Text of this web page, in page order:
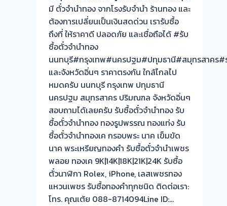
ต้อง
รอ
จบไว
📌
ผล
งาน
วัน
นี➡️รับ
ซื้อ
ตั๋ว
จำนำ
ทอง
บางรัก
พัฒนา
นนทบุรี
🇹🇭
มี ตั๋วจำนำทอง จากโรงรับจำนำ ร้านทอง และ
ต้องการเปลี่ยนเป็นเงินสดด่วน เรารับซื้อ
ถึงที่ ให้ราคาดี ปลอดภัย และเชื่อถือได้ #รับ
ซื้อตั๋วจำนำทอง
นนทบุรี#กรุงเทพ#นครปฐม#ปทุมธานี#สมุทรสาคร#
และจังหวัดอิ่นๆ ราคาตรงกัน ใกล้ไกลไป
หมดครับ นนทบุรี กรุงเทพ ปทุมธานี
นครปฐม สมุทรสาคร ปริมณฑล จังหวัดอิ่นๆ
สอบถามได้เลยครับ รับซื้อตั๋วจำนำทอง รับ
ซื้อตั๋วจำนำทอง ทองรูปพรรณ ทองแท่ง รับ
ซื้อตั๋วจำนำทองเค กรอบพระ นาค เข็มขัด
นาค พระเหรียญทองคำ รับซื้อตั๋วจำนำเพชร
พลอย ทองเค 9K|14K|18K|21K|24K รับซื้อ
ตั๋วนาฬิกา Rolex, iPhone, เลสเพชรทอง
แหวนเพชร รับซื้อทองคำทุกชนิด ติดต่อเรา:
โทร. คุณเต้ย 088-8714094Line ID:…